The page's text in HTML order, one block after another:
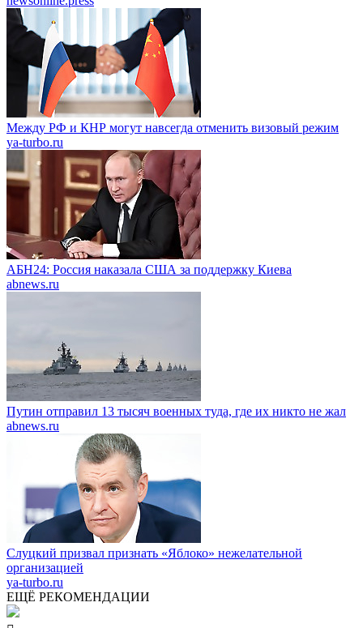
Между РФ и КНР могут навсегда отменить визовый режим
ya-turbo.ru
АБН24: Россия наказала США за поддержку Киева
abnews.ru
Путин отправил 13 тысяч военных туда, где их никто не жал
abnews.ru
Слуцкий призвал признать «Яблоко» нежелательной
организацией
ya-turbo.ru
ЕЩЁ РЕКОМЕНДАЦИИ